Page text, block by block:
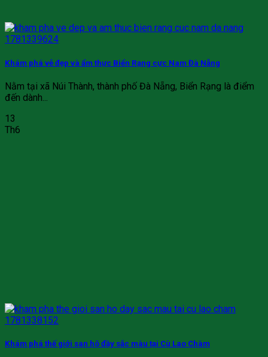
Khám phá vẻ đẹp và ẩm thực Biển Rạng cực Nam Đà Nẵng
Nằm tại xã Núi Thành, thành phố Đà Nẵng, Biển Rạng là điểm
đến dành...
13
Th6
Khám phá thế giới san hô đầy sắc màu tại Cù Lao Chàm